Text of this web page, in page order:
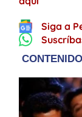
Siga a